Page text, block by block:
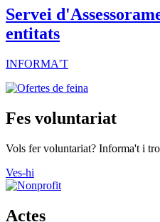
Servei
entitats
INFORMA'T
Fes voluntariat
Vols fer voluntariat? Informa't i
Ves-hi
Actes